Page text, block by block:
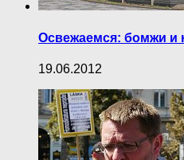
Освежаемся: бомжи и
19.06.2012